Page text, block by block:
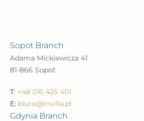
Sopot Branch
Adama Mickiewicza 41
81-866 Sopot
T: +48 516 425 401
E: biuro@invilla.pl
Gdynia Branch